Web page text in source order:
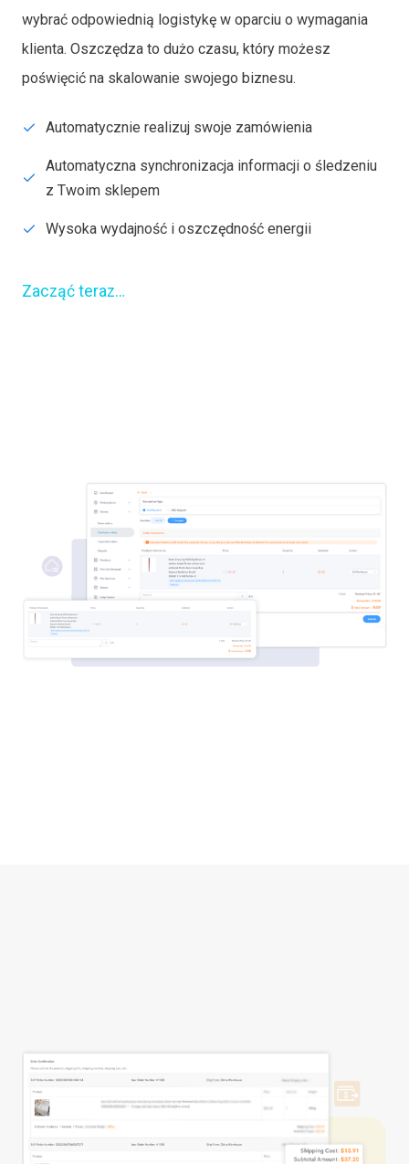
wybrać odpowiednią logistykę w oparciu o wymagania
klienta. Oszczędza to dużo czasu, który możesz
poświęcić na skalowanie swojego biznesu.
Automatycznie realizuj swoje zamówienia
Automatyczna synchronizacja informacji o śledzeniu
z Twoim sklepem
Wysoka wydajność i oszczędność energii
Zacząć teraz…